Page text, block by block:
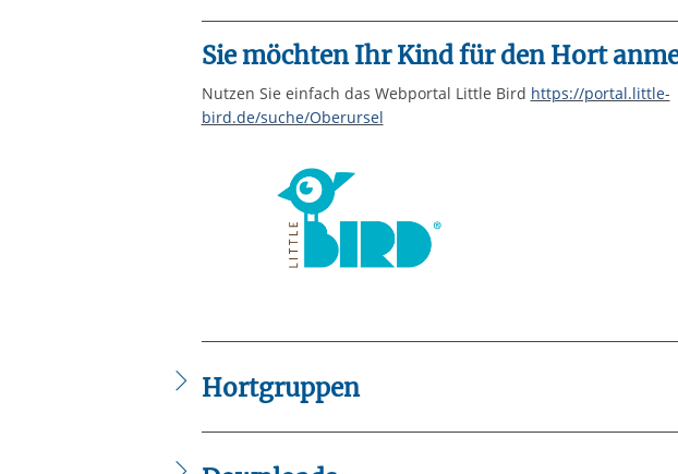
Sie möchten Ihr Kind für den Hort
Nutzen Sie einfach das Webportal Little Bird https://portal.little-
bird.de/suche/Oberursel
Hortgruppen